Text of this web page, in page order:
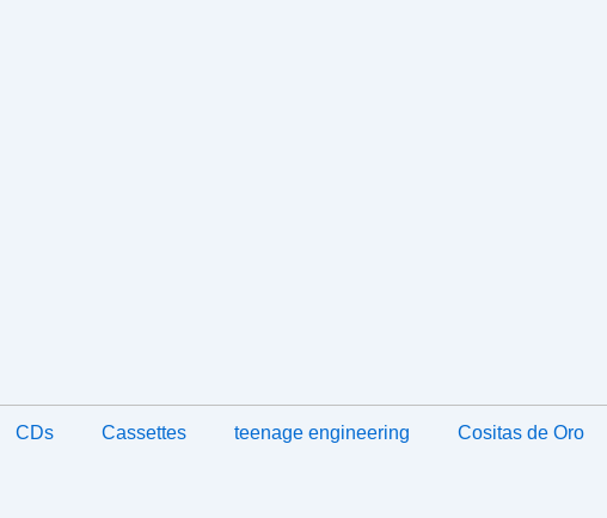
CDs Cassettes teenage engineering Cositas de Oro